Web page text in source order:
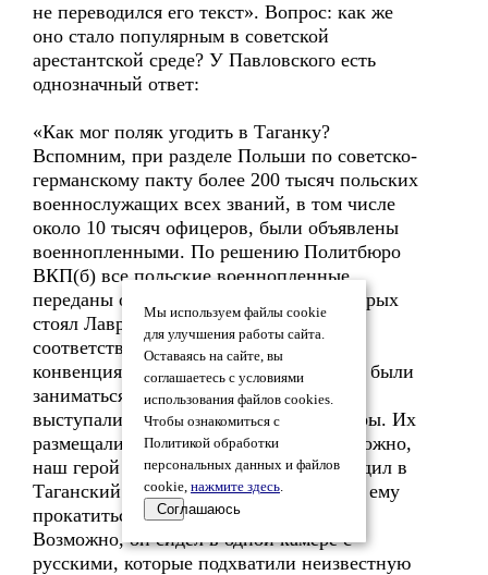
не переводился его текст». Вопрос: как же
оно стало популярным в советской
арестантской среде? У Павловского есть
однозначный ответ:
«Как мог поляк угодить в Таганку?
Вспомним, при разделе Польши по советско-
германскому пакту более 200 тысяч польских
военнослужащих всех званий, в том числе
около 10 тысяч офицеров, были объявлены
военнопленными. По решению Политбюро
ВКП(б) все польские военнопленные
переданы органам НКВД, во главе которых
стоял Лаврентий Берия. Это не
соответствовало Гаагской и Женевской
конвенциям (военнопленными должны были
заниматься армейские), против чего
выступали отдельные польские офицеры. Их
размещали в нескольких лагерях. Возможно,
наш герой – один из них, и потому угодил в
Таганский централ, для чего пришлось ему
прокатиться в “столыпинском” вагоне.
Возможно, он сидел в одной камере с
русскими, которые подхватили неизвестную
Мы используем файлы cookie
для улучшения работы сайта.
Оставаясь на сайте, вы
соглашаетесь с условиями
использования файлов cookies.
Чтобы ознакомиться с
Политикой обработки
персональных данных и файлов
cookie, нажмите здесь.
Соглашаюсь